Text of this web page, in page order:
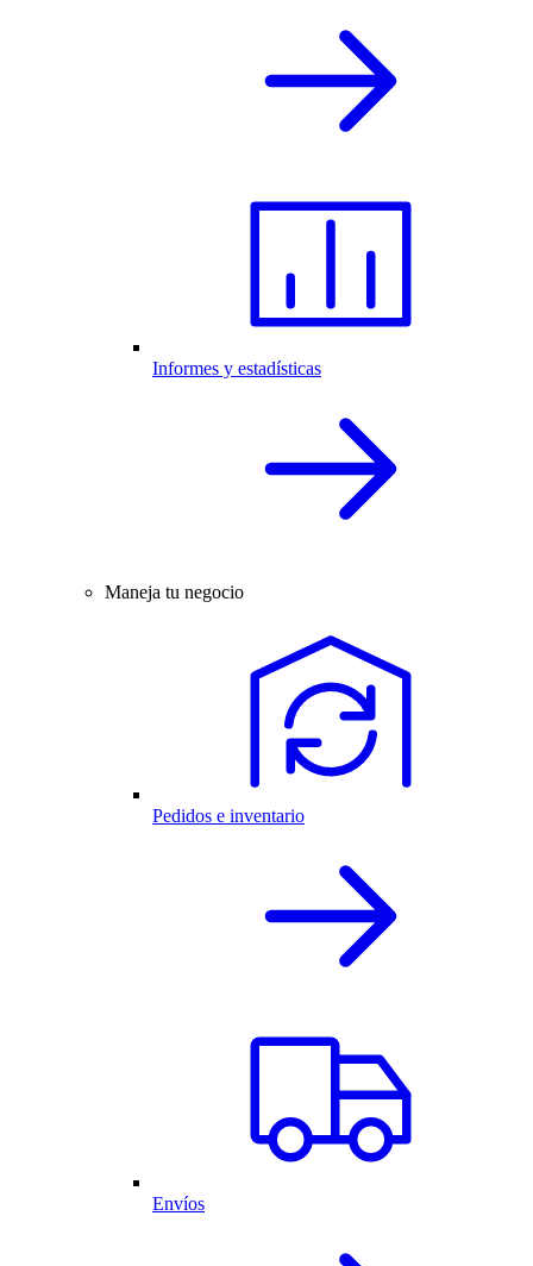
Informes y estadísticas
Maneja tu negocio
Pedidos e inventario
Envíos